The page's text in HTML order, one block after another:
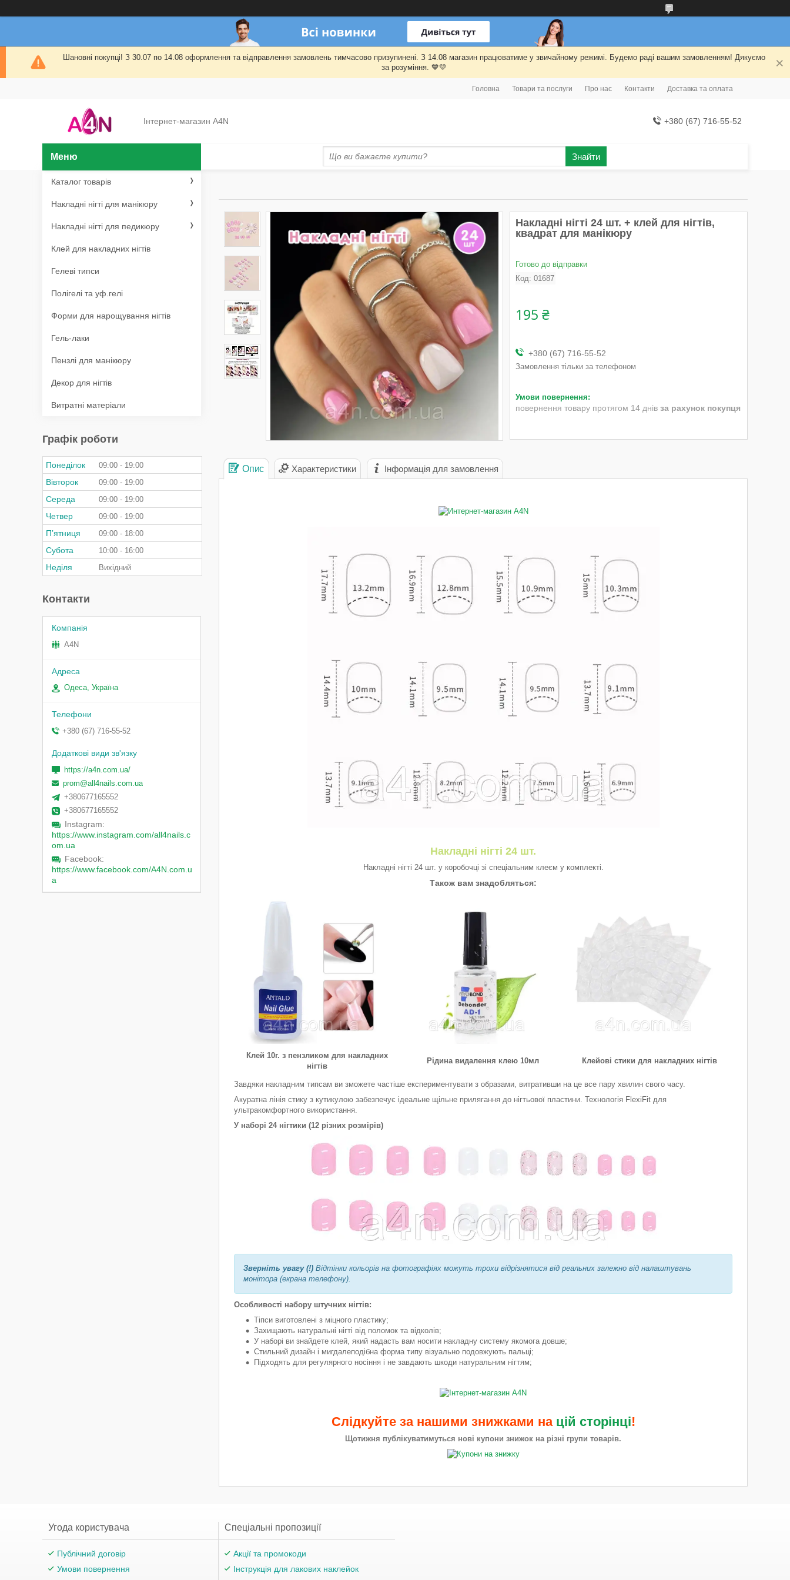
Шановні покупці! З 30.07 по 14.08 оформлення та відправлення замовлень тимчасово призупинені. З 14.08 магазин працюватиме у звичайному режимі. Будемо раді вашим замовленням! Дякуємо
за розуміння. 💙💛
Головна Товари та послуги Про нас Контакти Доставка та оплата
Інтернет-магазин A4N +380 (67) 716-55-52
Знайти
Накладні нігті 24 шт. + клей для нігтів,
квадрат для манікюру
Готово до відправки
Код: 01687
195 ₴
+380 (67) 716-55-52
Замовлення тільки за телефоном
повернення товару протягом 14 днів за рахунок покупця
Опис Характеристики Інформація для замовлення
Накладні нігті 24 шт.
Накладні нігті 24 шт. у коробочці зі спеціальним клеєм у комплекті.
Також вам знадобляться:
Клей 10г. з пензликом для накладних
нігтів
Рідина видалення клею 10мл Клейові стики для накладних нігтів
Завдяки накладним типсам ви зможете частіше експериментувати з образами, витративши на це все пару хвилин свого часу.
Акуратна лінія стику з кутикулою забезпечує ідеальне щільне прилягання до нігтьової пластини. Технологія FlexiFit для
ультракомфортного використання.
У наборі 24 нігтики (12 різних розмірів)
Зверніть увагу (!) Відтінки кольорів на фотографіях можуть трохи відрізнятися від реальних залежно від налаштувань
монітора (екрана телефону).
Особливості набору штучних нігтів:
Тіпси виготовлені з міцного пластику;
Захищають натуральні нігті від поломок та відколів;
У наборі ви знайдете клей, який надасть вам носити накладну систему якомога довше;
Стильний дизайн і мигдалеподібна форма типу візуально подовжують пальці;
Підходять для регулярного носіння і не завдають шкоди натуральним нігтям;
Слідкуйте за нашими знижками на цій сторінці!
Щотижня публікуватимуться нові купони знижок на різні групи товарів.
Каталог товарів
Накладні нігті для манікюру
Накладні нігті для педикюру
Клей для накладних нігтів
Гелеві типси
Полігелі та уф.гелі
Форми для нарощування нігтів
Гель-лаки
Пензлі для манікюру
Декор для нігтів
Витратні матеріали
Графік роботи
Понеділок 09:00 19:00
Вівторок 09:00 19:00
Середа 09:00 19:00
Четвер 09:00 19:00
Пʼятниця 09:00 18:00
Субота 10:00 16:00
Неділя Вихідний
Контакти
A4N
Одеса, Україна
+380 (67) 716-55-52
https://a4n.com.ua/
prom@all4nails.com.ua
+380677165552
+380677165552
Instagram
https://www.instagram.com/all4nails.c
om.ua
Facebook
https://www.facebook.com/A4N.com.u
a
Угода користувача
Публічний договір
Умови повернення
Спеціальні пропозиції
Акції та промокоди
Інструкція для лакових наклейок